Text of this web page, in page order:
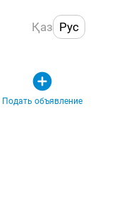
Қаз Рус
Подать объявление